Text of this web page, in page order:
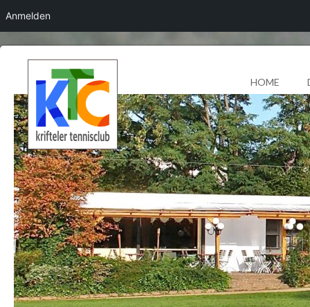
HOME
Anmelden